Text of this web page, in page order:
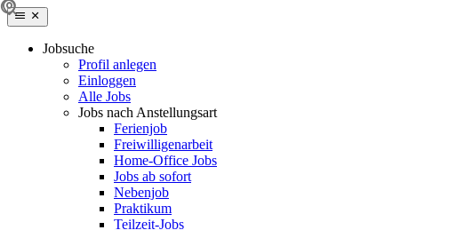
Jobsuche
Profil anlegen
Einloggen
Alle Jobs
Jobs nach Anstellungsart
Ferienjob
Freiwilligenarbeit
Home-Office Jobs
Jobs ab sofort
Nebenjob
Praktikum
Teilzeit-Jobs